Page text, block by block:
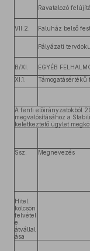
Ravatalozó
VII.2.
Faluház belső
Pályázati
B/XI.
EGYÉB
XI.1.
A fenti előirányzatokból
megvalósításához a
keletkeztető ügylet
Ssz.
Megnevezés
Hitel,
kölcsön
felvétel
e,
átvállal
ása